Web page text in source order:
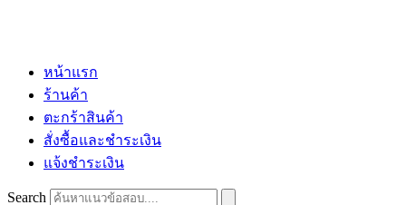
หน้าแรก
ร้านค้า
ตะกร้าสินค้า
สั่งซื้อและชำระเงิน
แจ้งชำระเงิน
Search